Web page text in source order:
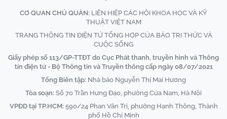
CƠ QUAN CHỦ QUẢN: LIÊN HIỆP CÁC HỘI KHOA HỌC VÀ KỸ
THUẬT VIỆT NAM
TRANG THÔNG TIN ĐIỆN TỬ TỔNG HỢP CỦA BÁO TRI THỨC VÀ
CUỘC SỐNG
Giấy phép số 113/GP-TTĐT do Cục Phát thanh, truyền hình và Thông
tin điện tử - Bộ Thông tin và Truyền thông cấp ngày 08/07/2021
Tổng Biên tập: Nhà báo Nguyễn Thị Mai Hương
Tòa soạn: Số 70 Trần Hưng Đạo, phường Cửa Nam, Hà Nội
VPĐD tại TP.HCM: 590/24 Phan Văn Trị, phường Hạnh Thông, Thành
phố Hồ Chí Minh